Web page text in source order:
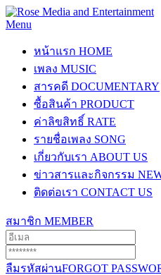
Menu
หน้าแรก HOME
เพลง MUSIC
สารคดี DOCUMENTARY
ซื้อสินค้า PRODUCT
ค่าลิขสิทธิ์ RATE
รายชื่อเพลง SONG
เกี่ยวกับเรา ABOUT US
ข่าวสารและกิจกรรม
ติดต่อเรา CONTACT US
สมาชิก MEMBER
ลืมรหัสผ่านFORGOT